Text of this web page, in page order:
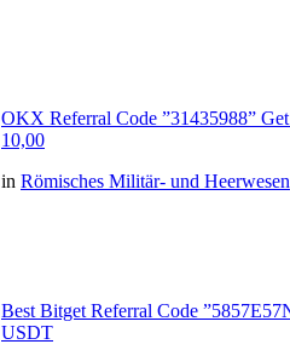
OKX Referral Code ”31435988”
10,00
in Römisches Militär- und Heerwesen
Best Bitget Referral Code
USDT